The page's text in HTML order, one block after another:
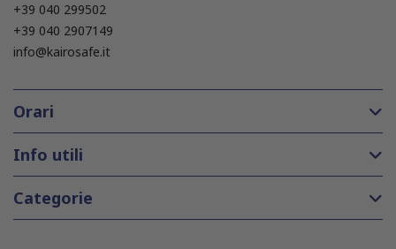
+39 040 299502
+39 040 2907149
info@kairosafe.it
Orari
Info utili
Categorie